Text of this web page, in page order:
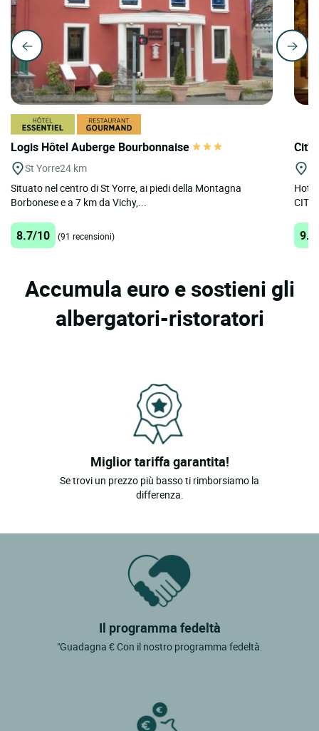
Logis Hôtel Auberge Bourbonnaise
St Yorre24 km
Situato nel centro di St Yorre, ai piedi della Montagna
Borbonese e a 7 km da Vichy,...
8.7/10 (91 recensioni)
Accumula euro e sostieni gli
albergatori-ristoratori
Miglior tariffa garantita!
Se trovi un prezzo più basso ti rimborsiamo la
differenza.
Il programma fedeltà
"Guadagna € Con il nostro programma fedeltà.